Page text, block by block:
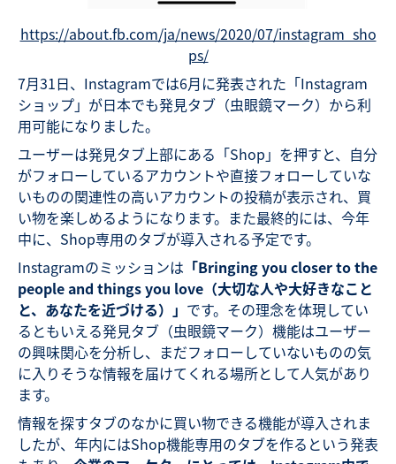
https://about.fb.com/ja/news/2020/07/instagram_sho
ps/
7月31日、Instagramでは6月に発表された「Instagram
ショップ」が日本でも発見タブ（虫眼鏡マーク）から利
用可能になりました。
ユーザーは発見タブ上部にある「Shop」を押すと、自分
がフォローしているアカウントや直接フォローしていな
いものの関連性の高いアカウントの投稿が表示され、買
い物を楽しめるようになります。また最終的には、今年
中に、Shop専用のタブが導入される予定です。
Instagramのミッションは 「Bringing you closer to the
people and things you love （大切な人や大好きなこと
と、あなたを近づける）」 です。その理念を体現してい
るともいえる発見タブ（虫眼鏡マーク）機能はユーザー
の興味関心を分析し、まだフォローしていないものの気
に入りそうな情報を届けてくれる場所として人気があり
ます。
情報を探すタブのなかに買い物できる機能が導入されま
したが、年内にはShop機能専用のタブを作るという発表